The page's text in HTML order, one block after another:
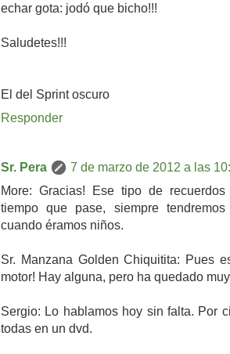
echar gota: jodó que bicho!!!
Saludetes!!!
El del Sprint oscuro
Responder
Sr. Pera
7 de marzo de 2012 a las
More: Gracias! Ese tipo de
tiempo que pase, siempre
cuando éramos niños.
Sr. Manzana Golden Chiquitita: Pues
motor! Hay alguna, pero ha quedado
Sergio: Lo hablamos hoy sin falta. Por
todas en un dvd.